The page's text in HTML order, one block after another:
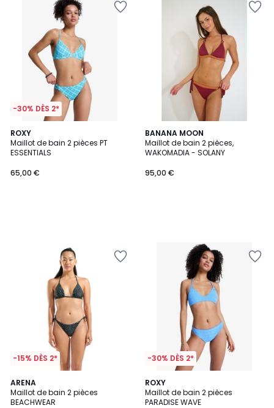
-30% DÈS 2*
ROXY
Maillot de bain 2 pièces PT
ESSENTIALS
65,00 €
BANANA MOON
Maillot de bain 2 pièces,
WAKOMADIA - SOLANY
95,00 €
-15% DÈS 2*
ARENA
Maillot de bain 2 pièces
BEACHWEAR
-30% DÈS 2*
ROXY
Maillot de bain 2 pièces
PARADISE WAVE